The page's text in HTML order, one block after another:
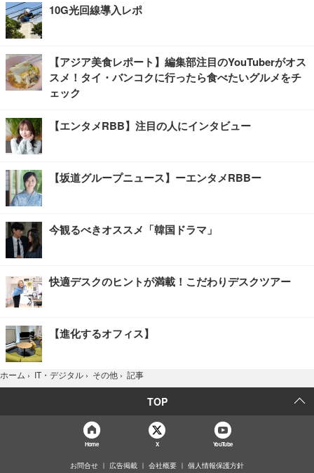
10G光回線導入レポ
【アジア美食レポート】編集部注目のYouTuberがオス
スメ！タイ・バンコクに行ったら食べたいグルメをチ
ェック
【エンタメRBB】注目の人にインタビュー
【坂道グループニュース】ーエンタメRBBー
今観るべきオススメ「韓国ドラマ」
快適デスクのヒントが満載！こだわりデスクツアー
【進化するオフィス】
ホーム › IT・デジタル › その他 › 記事
TOP
Home X YouTube
お問合せ 広告掲載 会社概要 個人情報保護方針